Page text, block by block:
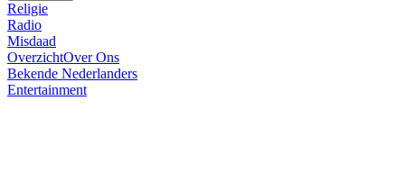
Religie
Radio
Misdaad
OverzichtOver Ons
Bekende Nederlanders
Entertainment